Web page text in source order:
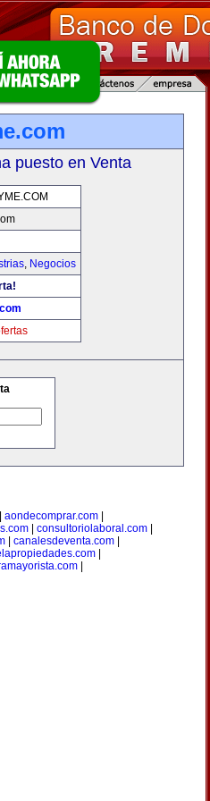
puesto en Venta
, Negocios
aondecomprar.com|
| consultoriolaboral.com|
| canalesdeventa.com|